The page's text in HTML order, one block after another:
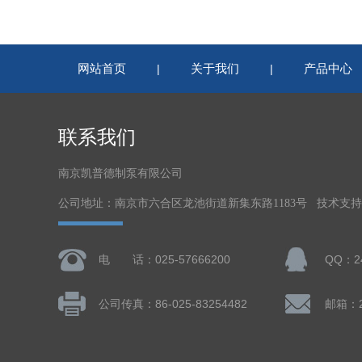
网站首页 | 关于我们 | 产品中心
联系我们
南京凯普德制泵有限公司
公司地址：南京市六合区龙池街道新集东路1183号 技术支持
电 话：025-57666200 QQ：
公司传真：86-025-83254482 邮箱